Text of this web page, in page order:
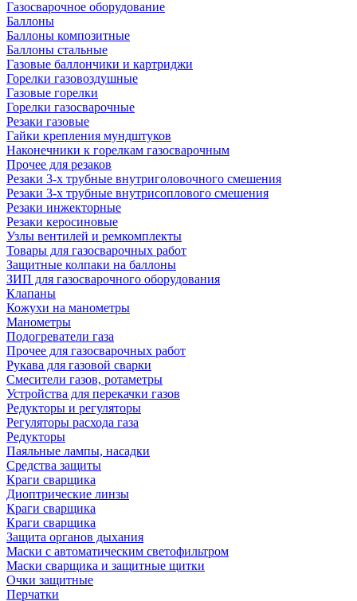
Газосварочное оборудование
Баллоны
Баллоны композитные
Баллоны стальные
Газовые баллончики и картриджи
Горелки газовоздушные
Газовые горелки
Горелки газосварочные
Резаки газовые
Гайки крепления мундштуков
Наконечники к горелкам газосварочным
Прочее для резаков
Резаки 3-х трубные внутриголовочного смешения
Резаки 3-х трубные внутрисоплового смешения
Резаки инжекторные
Резаки керосиновые
Узлы вентилей и ремкомплекты
Товары для газосварочных работ
Защитные колпаки на баллоны
ЗИП для газосварочного оборудования
Клапаны
Кожухи на манометры
Манометры
Подогреватели газа
Прочее для газосварочных работ
Рукава для газовой сварки
Смесители газов, ротаметры
Устройства для перекачки газов
Редукторы и регуляторы
Регуляторы расхода газа
Редукторы
Паяльные лампы, насадки
Средства защиты
Краги сварщика
Диоптрические линзы
Краги сварщика
Краги сварщика
Защита органов дыхания
Маски с автоматическим светофильтром
Маски сварщика и защитные щитки
Очки защитные
Перчатки